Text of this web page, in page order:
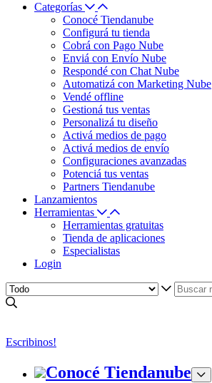
Categorías
Conocé Tiendanube
Configurá tu tienda
Cobrá con Pago Nube
Enviá con Envío Nube
Respondé con Chat Nube
Automatizá con Marketing Nube
Vendé offline
Gestioná tus ventas
Personalizá tu diseño
Activá medios de pago
Activá medios de envío
Configuraciones avanzadas
Potenciá tus ventas
Partners Tiendanube
Lanzamientos
Herramientas
Herramientas gratuitas
Tienda de aplicaciones
Especialistas
Login
Escribinos!
Conocé Tiendanube